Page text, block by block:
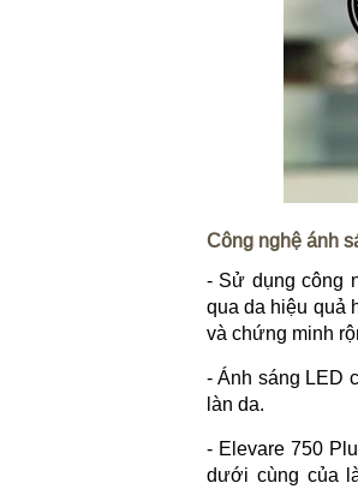
Công nghệ ánh
- Sử dụng công
qua da hiệu quả
và chứng minh
- Ánh sáng LED
làn da.
- Elevare 750
dưới cùng của